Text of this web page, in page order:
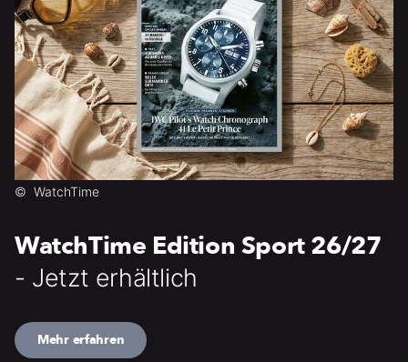
© WatchTime
WatchTime Edition Sport 26/27
- Jetzt erhältlich
Mehr erfahren